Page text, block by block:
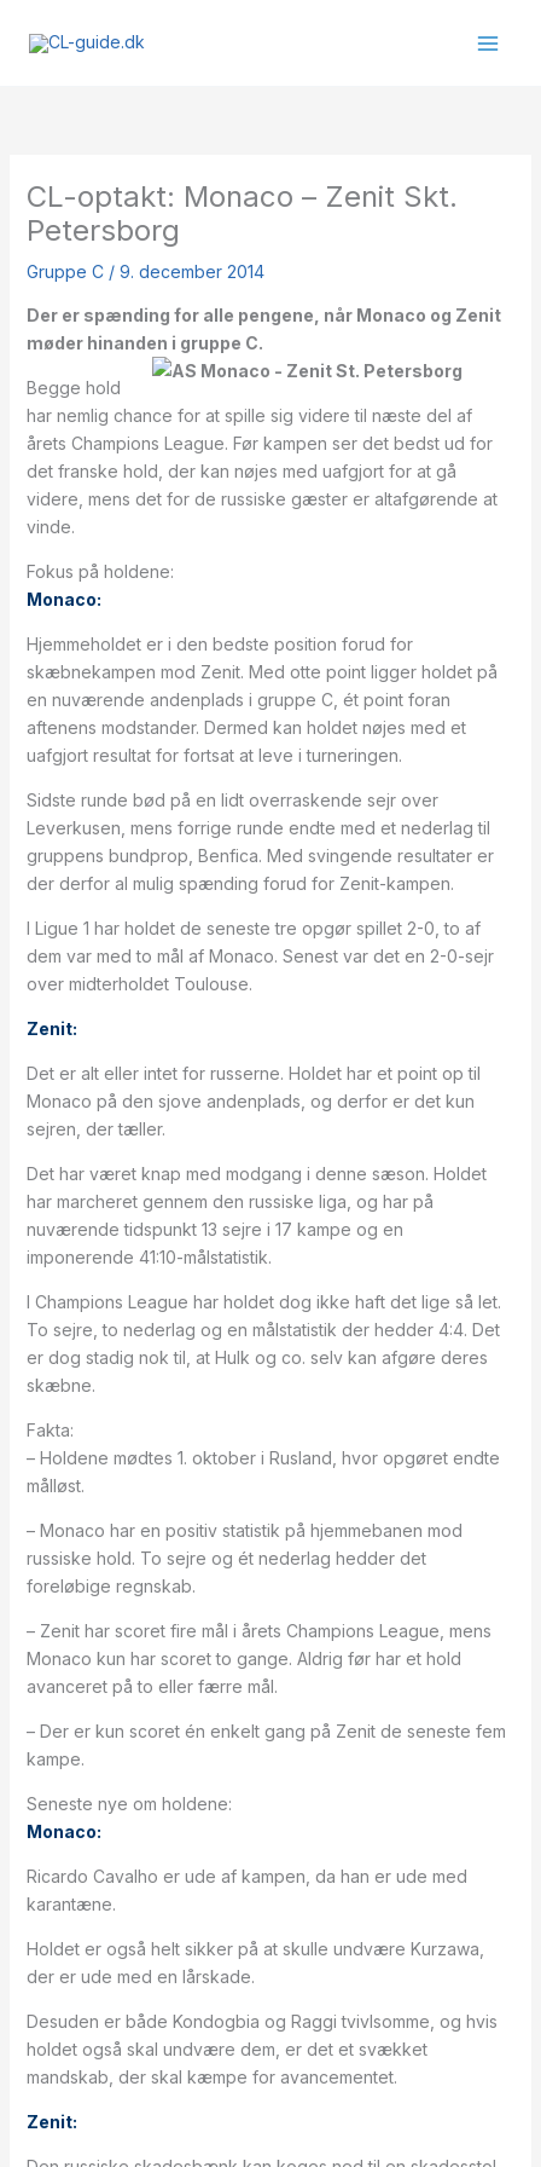
CL-optakt: Monaco – Zenit Skt.
Petersborg
Gruppe C/ 9. december 2014
Der er spænding for alle pengene, når Monaco og Zenit
møder hinanden i gruppe C.
Begge hold
har nemlig chance for at spille sig videre til næste del af
årets Champions League. Før kampen ser det bedst ud for
det franske hold, der kan nøjes med uafgjort for at gå
videre, mens det for de russiske gæster er altafgørende at
vinde.
Fokus på holdene:
Monaco:
Hjemmeholdet er i den bedste position forud for
skæbnekampen mod Zenit. Med otte point ligger holdet på
en nuværende andenplads i gruppe C, ét point foran
aftenens modstander. Dermed kan holdet nøjes med et
uafgjort resultat for fortsat at leve i turneringen.
Sidste runde bød på en lidt overraskende sejr over
Leverkusen, mens forrige runde endte med et nederlag til
gruppens bundprop, Benfica. Med svingende resultater er
der derfor al mulig spænding forud for Zenit-kampen.
I Ligue 1 har holdet de seneste tre opgør spillet 2-0, to af
dem var med to mål af Monaco. Senest var det en 2-0-sejr
over midterholdet Toulouse.
Zenit:
Det er alt eller intet for russerne. Holdet har et point op til
Monaco på den sjove andenplads, og derfor er det kun
sejren, der tæller.
Det har været knap med modgang i denne sæson. Holdet
har marcheret gennem den russiske liga, og har på
nuværende tidspunkt 13 sejre i 17 kampe og en
imponerende 41:10-målstatistik.
I Champions League har holdet dog ikke haft det lige så let.
To sejre, to nederlag og en målstatistik der hedder 4:4. Det
er dog stadig nok til, at Hulk og co. selv kan afgøre deres
skæbne.
Fakta:
– Holdene mødtes 1. oktober i Rusland, hvor opgøret endte
målløst.
– Monaco har en positiv statistik på hjemmebanen mod
russiske hold. To sejre og ét nederlag hedder det
foreløbige regnskab.
– Zenit har scoret fire mål i årets Champions League, mens
Monaco kun har scoret to gange. Aldrig før har et hold
avanceret på to eller færre mål.
– Der er kun scoret én enkelt gang på Zenit de seneste fem
kampe.
Seneste nye om holdene:
Monaco:
Ricardo Cavalho er ude af kampen, da han er ude med
karantæne.
Holdet er også helt sikker på at skulle undvære Kurzawa,
der er ude med en lårskade.
Desuden er både Kondogbia og Raggi tvivlsomme, og hvis
holdet også skal undvære dem, er det et svækket
mandskab, der skal kæmpe for avancementet.
Zenit: